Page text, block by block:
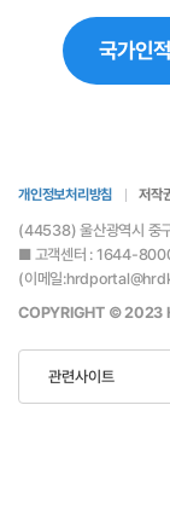
통합접수
주치의
홍보센터
국가인
개인정보처리방침 저작
(44538) 울산광역시 중
■ 고객센터 : 1644-
(이메일
COPYRIGHT © 2023